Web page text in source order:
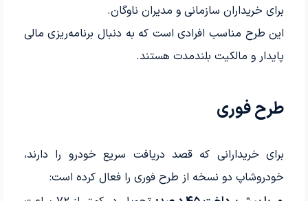
برای خریداران سازمانی و مدیران ناوگان.
این طرح مناسب افرادی است که به دنبال برنامه‌ریزی مالی
پایدار و مالکیت بلندمدت هستند.
طرح فوری
برای خریدارانی که قصد دریافت سریع خودرو را دارند،
خودروشاپ دو نسخه از طرح فوری را فعال کرده است: